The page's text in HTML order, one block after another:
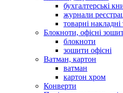
бухгалтерські
журнали
товарні
Блокноти, офісні
блокноти
зошити офісні
Ватман, картон
ватман
картон хром
Конверти